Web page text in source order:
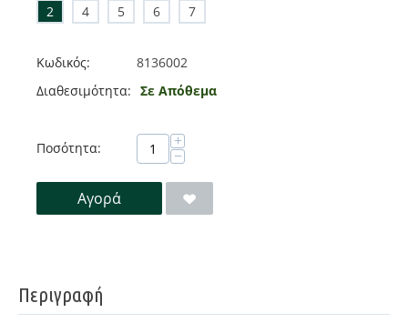
2
4 5 6 7
Κωδικός:
8136002
Διαθεσιμότητα: Σε Απόθεμα
Ποσότητα: +
−
Αγορά
Περιγραφή